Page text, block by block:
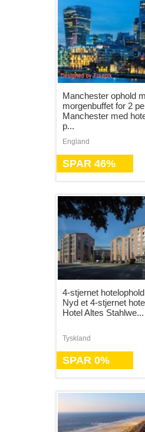
Manchester ophold
morgenbuffet for 2
Manchester med
p...
England
SPAR 46%
4-stjernet
Nyd et 4-stjernet
Hotel Altes Stahlwe...
Tyskland
SPAR 0%